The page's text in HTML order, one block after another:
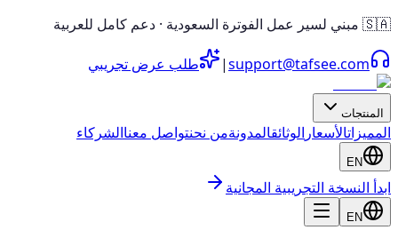
🇸🇦 مبني لسير عمل الفوترة السعودية · دعم كامل للعربية
support@tafsee.com
| طلب عرض تجريبي
المنتجات
المميزاتالأسعار الوثائقالمدونةمن نحنتواصل معناالشركاء
EN
ابدأ النسخة التجريبية المجانية
EN